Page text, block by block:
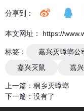
分享到：
本文网址： https://
标签： 嘉兴灭蟑螂公
嘉兴灭鼠
嘉
上一篇： 桐乡灭蟑螂
下一篇： 没有了